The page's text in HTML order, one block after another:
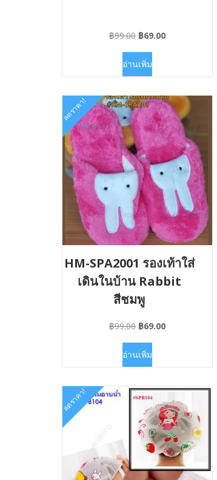
฿99.00 Original
was:
฿69.00Current
อ่านเพิ่ม
ลดราคา!
HM-SPA2001 รองเท้าใส่
เดินในบ้าน Rabbit
สีชมพู
฿99.00 Original
was:
฿69.00Current
อ่านเพิ่ม
ลดราคา!